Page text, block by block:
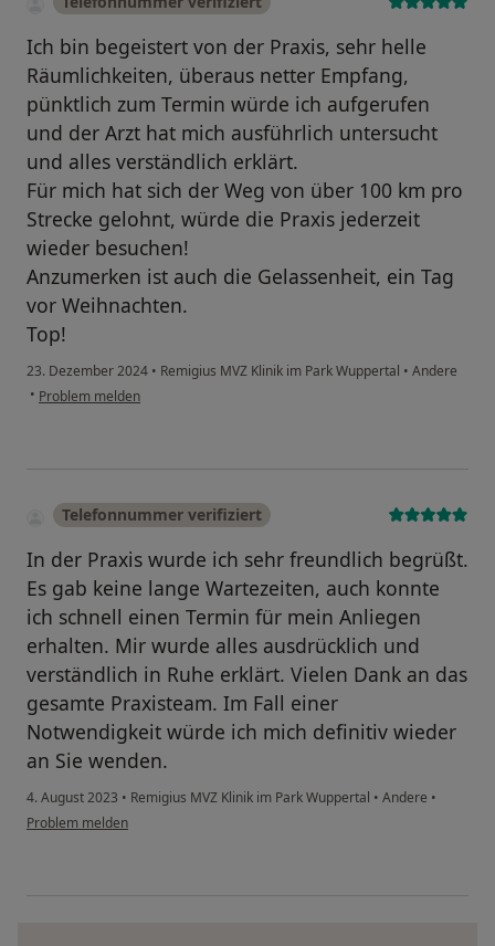
Ich bin begeistert von der Praxis, sehr helle
Räumlichkeiten, überaus netter Empfang,
pünktlich zum Termin würde ich aufgerufen
und der Arzt hat mich ausführlich untersucht
und alles verständlich erklärt.
Für mich hat sich der Weg von über 100 km pro
Strecke gelohnt, würde die Praxis jederzeit
wieder besuchen!
Anzumerken ist auch die Gelassenheit, ein Tag
vor Weihnachten.
Top!
23. Dezember 2024 • Remigius MVZ Klinik im Park Wuppertal • Andere
• Problem melden
Telefonnummer verifiziert
In der Praxis wurde ich sehr freundlich begrüßt.
Es gab keine lange Wartezeiten, auch konnte
ich schnell einen Termin für mein Anliegen
erhalten. Mir wurde alles ausdrücklich und
verständlich in Ruhe erklärt. Vielen Dank an das
gesamte Praxisteam. Im Fall einer
Notwendigkeit würde ich mich definitiv wieder
an Sie wenden.
4. August 2023 • Remigius MVZ Klinik im Park Wuppertal • Andere •
Problem melden